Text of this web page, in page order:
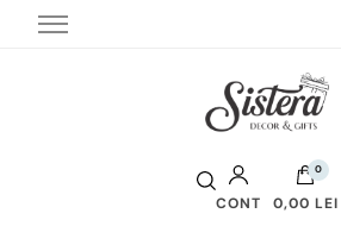
CONT
0
0,00 LEI